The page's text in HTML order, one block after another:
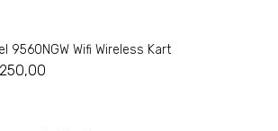
9560NGW Wifi Wireless Kart